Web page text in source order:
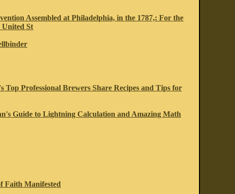
Assembled at Philadelphia, in the 1787,: For the
United St
Top Professional Brewers Share Recipes and Tips for
Guide to Lightning Calculation and Amazing Math
Faith Manifested